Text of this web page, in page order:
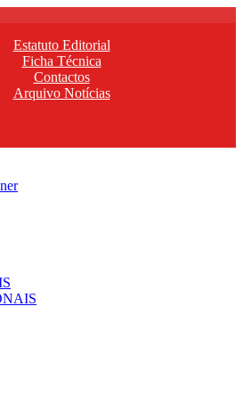
Estatuto Editorial
Ficha Técnica
Contactos
Arquivo Notícias